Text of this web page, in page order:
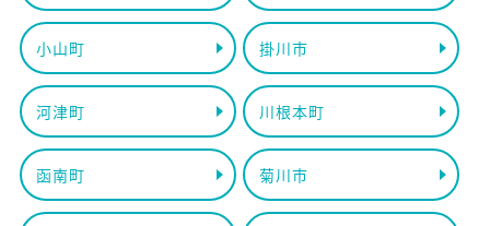
小山町 掛川市
河津町 川根本町
函南町 菊川市